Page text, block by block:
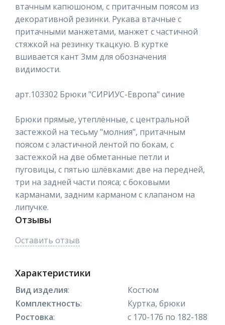
втачным капюшоном, с притачным поясом из
декоративной резинки. Рукава втачные с
притачными манжетами, манжет с частичной
стяжкой на резинку ткацкую. В куртке
вшивается кант 3мм для обозначения
видимости.
арт.103302 Брюки "СИРИУС-Европа" синие
Брюки прямые, утеплённые, с центральной
застежкой на тесьму "молния", притачным
поясом с эластичной лентой по бокам, с
застежкой на две обметанные петли и
пуговицы, с пятью шлёвками: две на передней,
три на задней части пояса; с боковыми
карманами, задним карманом с клапаном на
липучке.
Отзывы
Оставить отзыв
Характеристики
Вид изделия:
Костюм
Комплектность:
Куртка, брюки
Ростовка:
с 170-176 по 182-188